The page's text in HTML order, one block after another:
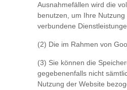
Ausnahmefällen wird die
benutzen, um Ihre
verbundene
(2) Die im Rahmen von
(3) Sie können die
gegebenenfalls nicht
Nutzung der Website